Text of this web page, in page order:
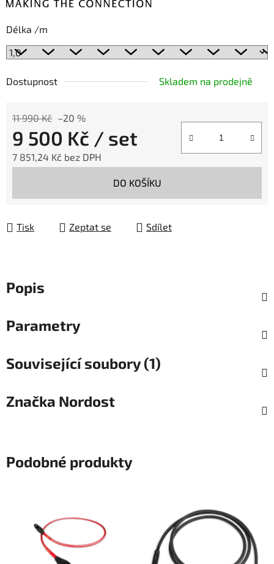
Délka /m
Dostupnost Skladem na prodejně
11 990 Kč –20 %
9 500 Kč / set
7 851,24 Kč bez DPH
DO KOŠÍKU
Tisk Zeptat se Sdílet
Popis
Parametry
Související soubory (1)
Značka Nordost
Podobné produkty